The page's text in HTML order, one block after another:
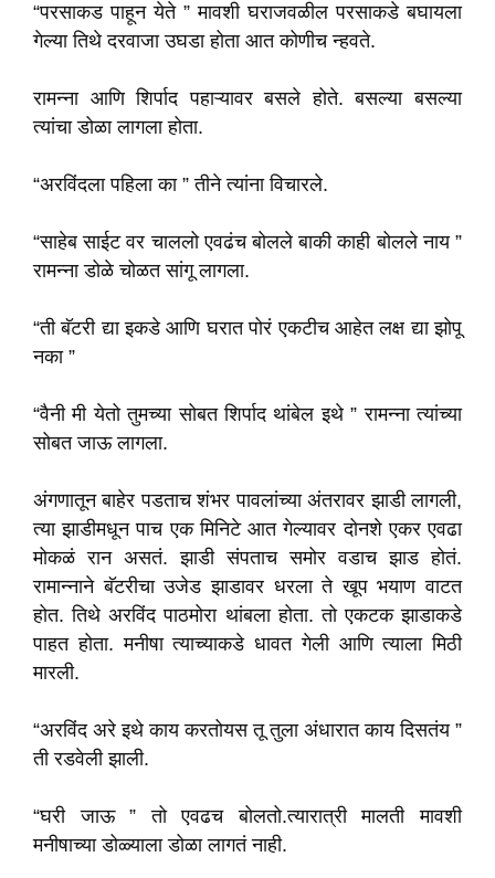
“परसाकड पाहून येते ” मावशी घराजवळील परसाकडे बघायला
गेल्या तिथे दरवाजा उघडा होता आत कोणीच न्हवते.
रामन्ना आणि शिर्पाद पहाऱ्यावर बसले होते. बसल्या बसल्या
त्यांचा डोळा लागला होता.
“अरविंदला पहिला का ” तीने त्यांना विचारले.
“साहेब साईट वर चाललो एवढंच बोलले बाकी काही बोलले नाय ”
रामन्ना डोळे चोळत सांगू लागला.
“ती बॅटरी द्या इकडे आणि घरात पोरं एकटीच आहेत लक्ष द्या झोपू
नका ”
“वैनी मी येतो तुमच्या सोबत शिर्पाद थांबेल इथे ” रामन्ना त्यांच्या
सोबत जाऊ लागला.
अंगणातून बाहेर पडताच शंभर पावलांच्या अंतरावर झाडी लागली,
त्या झाडीमधून पाच एक मिनिटे आत गेल्यावर दोनशे एकर एवढा
मोकळं रान असतं. झाडी संपताच समोर वडाच झाड होतं.
रामान्नाने बॅटरीचा उजेड झाडावर धरला ते खूप भयाण वाटत
होत. तिथे अरविंद पाठमोरा थांबला होता. तो एकटक झाडाकडे
पाहत होता. मनीषा त्याच्याकडे धावत गेली आणि त्याला मिठी
मारली.
“अरविंद अरे इथे काय करतोयस तू तुला अंधारात काय दिसतंय ”
ती रडवेली झाली.
“घरी जाऊ ” तो एवढच बोलतो.त्यारात्री मालती मावशी
मनीषाच्या डोळ्याला डोळा लागतं नाही.